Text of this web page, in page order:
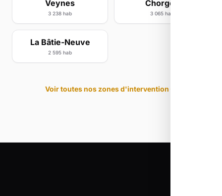
Veynes
3 238 hab
Chorges
3 065 hab
La Bâtie-Neuve
2 595 hab
Voir toutes nos zones d'intervention